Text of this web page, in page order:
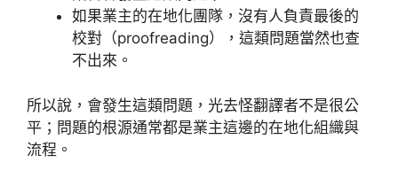
如果業主的在地化團隊，沒有人負責最後的
校對（proofreading），這類問題當然也查
不出來。
所以說，會發生這類問題，光去怪翻譯者不是很公
平；問題的根源通常都是業主這邊的在地化組織與
流程。